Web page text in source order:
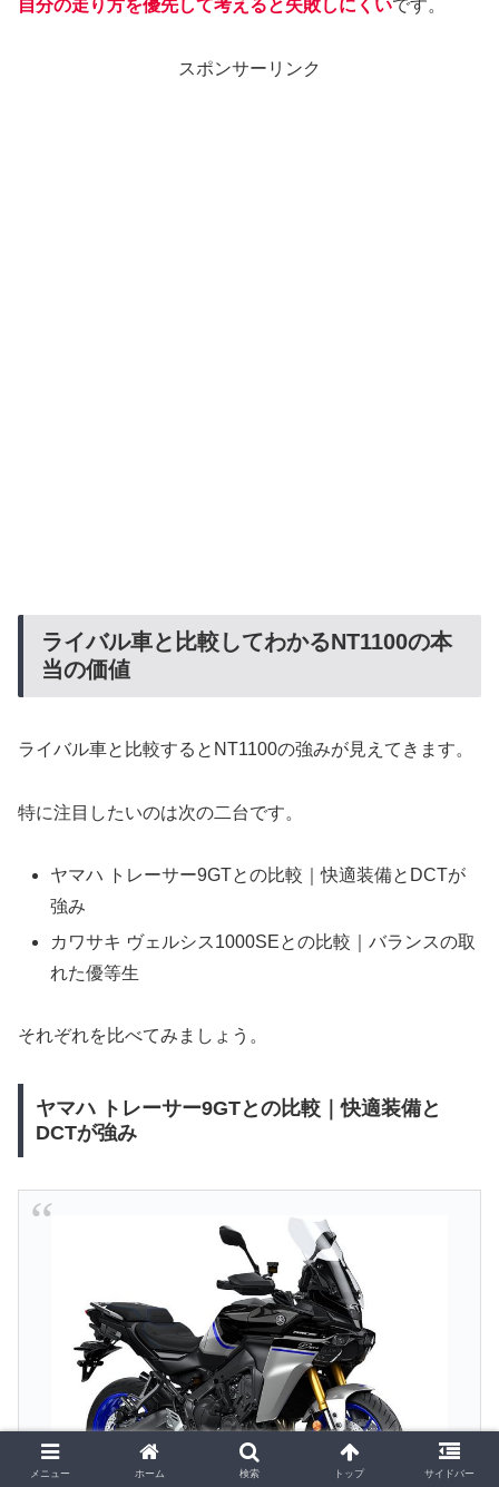
自分の走り方を優先して考えると失敗しにくいです。
スポンサーリンク
ライバル車と比較してわかるNT1100の本
当の価値
ライバル車と比較するとNT1100の強みが見えてきます。
特に注目したいのは次の二台です。
ヤマハ トレーサー9GTとの比較｜快適装備とDCTが
強み
カワサキ ヴェルシス1000SEとの比較｜バランスの取
れた優等生
それぞれを比べてみましょう。
ヤマハ トレーサー9GTとの比較｜快適装備と
DCTが強み
メニュー ホーム 検索 トップ サイドバー